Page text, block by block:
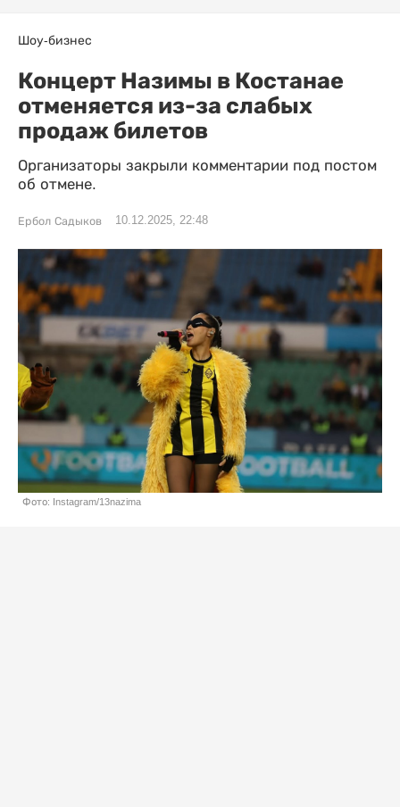
Шоу-бизнес
Концерт Назимы в Костанае
отменяется из-за слабых
продаж билетов
Организаторы закрыли комментарии под постом
об отмене.
Ербол Садыков 10.12.2025, 22:48
Фото: Instagram/13nazima